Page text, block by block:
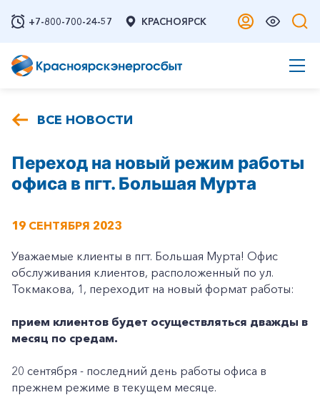
+7-800-700-24-57 КРАСНОЯРСК
ВСЕ НОВОСТИ
Переход на новый режим работы
офиса в пгт. Большая Мурта
19 СЕНТЯБРЯ 2023
Уважаемые клиенты в пгт. Большая Мурта! Офис
обслуживания клиентов, расположенный по ул.
Токмакова, 1, переходит на новый формат работы:
прием клиентов будет осуществляться дважды в
месяц по средам.
20 сентября - последний день работы офиса в
прежнем режиме в текущем месяце.